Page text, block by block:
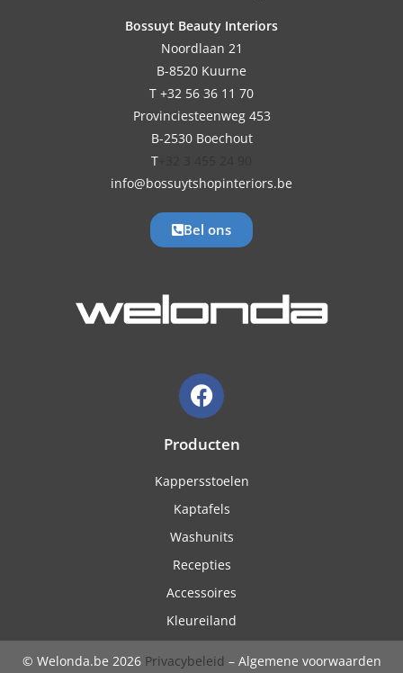
Bossuyt Beauty Interiors
Noordlaan 21
B-8520 Kuurne
T +32 56 36 11 70
Provinciesteenweg 453
B-2530 Boechout
T
info@bossuytshopinteriors.be
Bel ons
Producten
Kappersstoelen
Kaptafels
Washunits
Recepties
Accessoires
Kleureiland
© Welonda.be 2026 Privacybeleid – Algemene voorwaarden